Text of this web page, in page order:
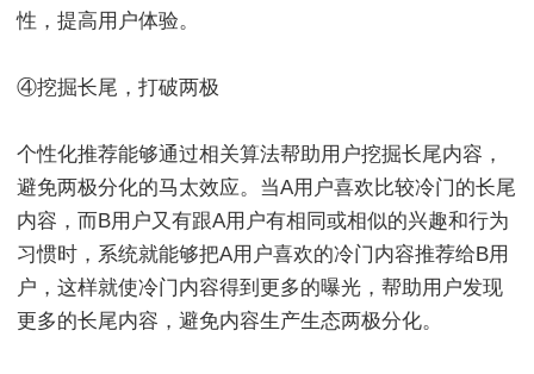
性，提高用户体验。
④挖掘长尾，打破两极
个性化推荐能够通过相关算法帮助用户挖掘长尾内容，
避免两极分化的马太效应。当A用户喜欢比较冷门的长尾
内容，而B用户又有跟A用户有相同或相似的兴趣和行为
习惯时，系统就能够把A用户喜欢的冷门内容推荐给B用
户，这样就使冷门内容得到更多的曝光，帮助用户发现
更多的长尾内容，避免内容生产生态两极分化。